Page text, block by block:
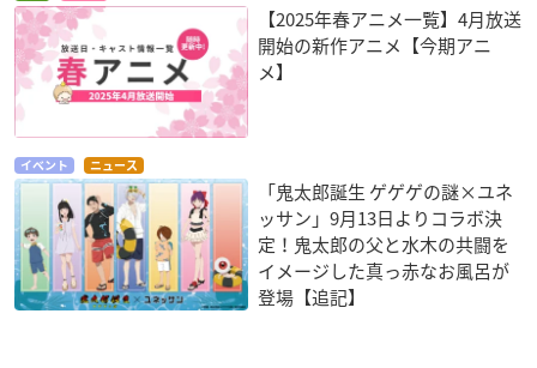
【2025年春アニメ一覧】4月放送
開始の新作アニメ【今期アニ
メ】
イベント ニュース
「鬼太郎誕生 ゲゲゲの謎×ユネ
ッサン」9月13日よりコラボ決
定！鬼太郎の父と水木の共闘を
イメージした真っ赤なお風呂が
登場【追記】